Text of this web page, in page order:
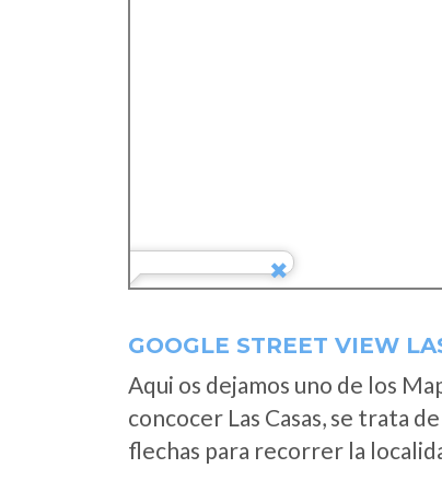
GOOGLE STREET VIEW
Aqui os dejamos uno de los
concocer Las Casas, se trata
flechas para recorrer la